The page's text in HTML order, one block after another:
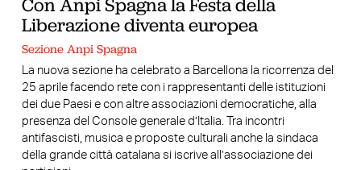
Con Anpi Spagna la Festa della
Liberazione diventa europea
Sezione Anpi Spagna
La nuova sezione ha celebrato a Barcellona la ricorrenza del
25 aprile facendo rete con i rappresentanti delle istituzioni
dei due Paesi e con altre associazioni democratiche, alla
presenza del Console generale d’Italia. Tra incontri
antifascisti, musica e proposte culturali anche la sindaca
della grande città catalana si iscrive all’associazione dei